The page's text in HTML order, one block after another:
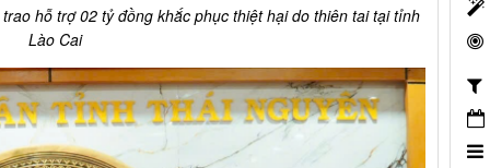
trao hỗ trợ 02 tỷ đồng khắc phục thiệt hại do thiên tai tại tỉnh
Lào Cai